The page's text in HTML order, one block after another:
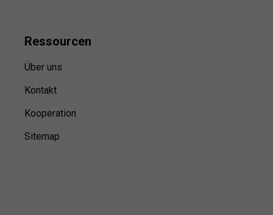
Ressourcen
Über uns
Kontakt
Kooperation
Sitemap